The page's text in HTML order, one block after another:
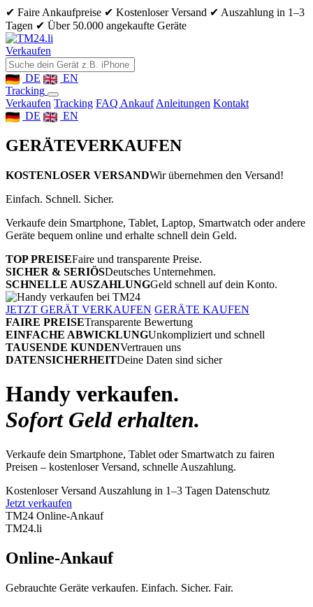
✔ Faire Ankaufpreise ✔ Kostenloser Versand ✔ Auszahlung in 1–3
Tagen ✔ Über 50.000 angekaufte Geräte
Verkaufen
DE
EN
Tracking
Verkaufen Tracking FAQ Ankauf Anleitungen Kontakt
DE
EN
GERÄTEVERKAUFEN
KOSTENLOSER VERSANDWir übernehmen den Versand!
Einfach. Schnell. Sicher.
Verkaufe dein Smartphone, Tablet, Laptop, Smartwatch oder andere
Geräte bequem online und erhalte schnell dein Geld.
TOP PREISEFaire und transparente Preise.
SICHER & SERIÖSDeutsches Unternehmen.
SCHNELLE AUSZAHLUNGGeld schnell auf dein Konto.
JETZT GERÄT VERKAUFEN GERÄTE KAUFEN
FAIRE PREISETransparente Bewertung
EINFACHE ABWICKLUNGUnkompliziert und schnell
TAUSENDE KUNDENVertrauen uns
DATENSICHERHEITDeine Daten sind sicher
Handy verkaufen.
Sofort Geld erhalten.
Verkaufe dein Smartphone, Tablet oder Smartwatch zu fairen
Preisen – kostenloser Versand, schnelle Auszahlung.
Kostenloser Versand Auszahlung in 1–3 Tagen Datenschutz
Jetzt verkaufen
TM24 Online-Ankauf
TM24.li
Online-Ankauf
Gebrauchte Geräte verkaufen. Einfach. Sicher. Fair.